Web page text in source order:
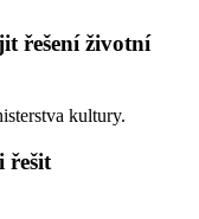
řešení životní
kultury.
řešit